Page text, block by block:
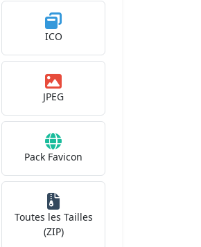
ICO
JPEG
Pack Favicon
Toutes les Tailles
(ZIP)